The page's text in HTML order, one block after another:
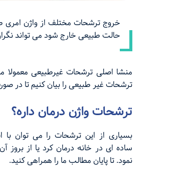
خروج ترشحات مختلف از واژن امری
حالت طبیعی خارج شود می تواند
منشا اصلی ترشحات غیرطبیعی معمولا
ترشحات غیر طبیعی را بیان کنیم تا در
ترشحات واژن درمان داره؟
بسیاری از این ترشحات را می توان با
ساده ای در خانه درمان کرد یا از بروز
نمود. تا پایان مطالب ما را همراهی کنید.